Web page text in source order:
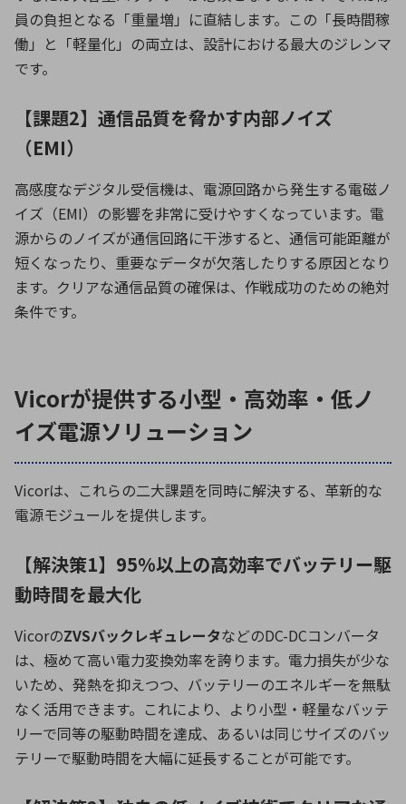
員の負担となる「重量増」に直結します。この「長時間稼
働」と「軽量化」の両立は、設計における最大のジレンマ
です。
【課題2】通信品質を脅かす内部ノイズ
（EMI）
高感度なデジタル受信機は、電源回路から発生する電磁ノ
イズ（EMI）の影響を非常に受けやすくなっています。電
源からのノイズが通信回路に干渉すると、通信可能距離が
短くなったり、重要なデータが欠落したりする原因となり
ます。クリアな通信品質の確保は、作戦成功のための絶対
条件です。
Vicorが提供する小型・高効率・低ノ
イズ電源ソリューション
Vicorは、これらの二大課題を同時に解決する、革新的な
電源モジュールを提供します。
【解決策1】95%以上の高効率でバッテリー駆
動時間を最大化
VicorのZVSバックレギュレータなどのDC-DCコンバータ
は、極めて高い電力変換効率を誇ります。電力損失が少な
いため、発熱を抑えつつ、バッテリーのエネルギーを無駄
なく活用できます。これにより、より小型・軽量なバッテ
リーで同等の駆動時間を達成、あるいは同じサイズのバッ
テリーで駆動時間を大幅に延長することが可能です。